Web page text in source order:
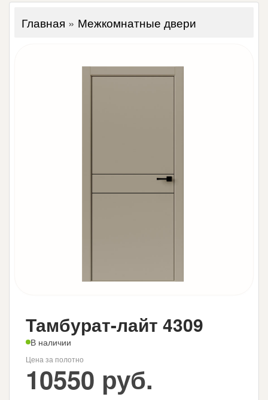
Главная » Межкомнатные двери
Тамбурат-лайт 4309
В наличии
Цена за полотно
10550 руб.